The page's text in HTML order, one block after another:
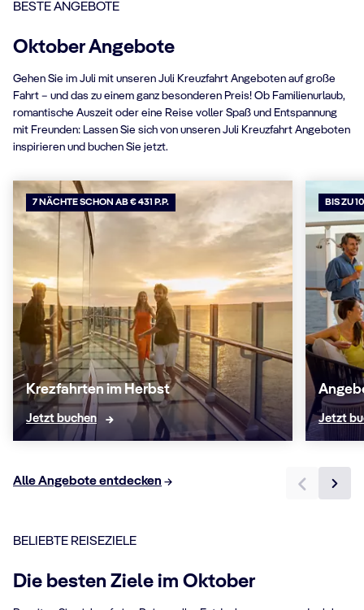
BESTE ANGEBOTE
Oktober Angebote
Gehen Sie im Juli mit unseren Juli Kreuzfahrt Angeboten auf große
Fahrt – und das zu einem ganz besonderen Preis! Ob Familienurlaub,
romantische Auszeit oder eine Reise voller Spaß und Entspannung
mit Freunden: Lassen Sie sich von unseren Juli Kreuzfahrt Angeboten
inspirieren und buchen Sie jetzt.
7 NÄCHTE SCHON AB € 431 P.P.
Krezfahrten im Herbst
Jetzt buchen
BIS ZU
Jetzt
Alle Angebote entdecken
BELIEBTE REISEZIELE
Die besten Ziele im Oktober